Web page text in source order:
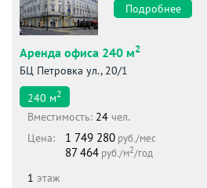
Подробнее
Аренда офиса 240 м2
БЦ Петровка ул., 20/1
240 м2
Вместимоcть: 24 чел.
Цена:
1 749 280 руб./мес
87 464 руб./м2/год
1 этаж